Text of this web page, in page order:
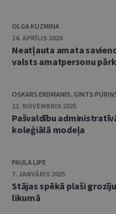
OLGA KUZMINA
14. APRĪLIS 2026
Neatļauta amata
valsts amatpersonu
OSKARS ERDMANIS, GINTS
11. NOVEMBRIS 2025
Pašvaldību
koleģiālā modeļa
PAULA LIPE
7. JANVĀRIS 2025
Stājas spēkā plaši
likumā